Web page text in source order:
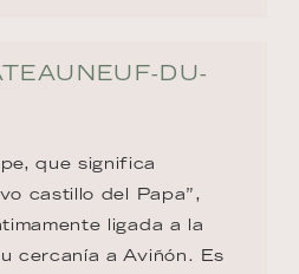
DU-
que significa
castillo del Papa”,
ligada a la
cercanía a Aviñón. Es